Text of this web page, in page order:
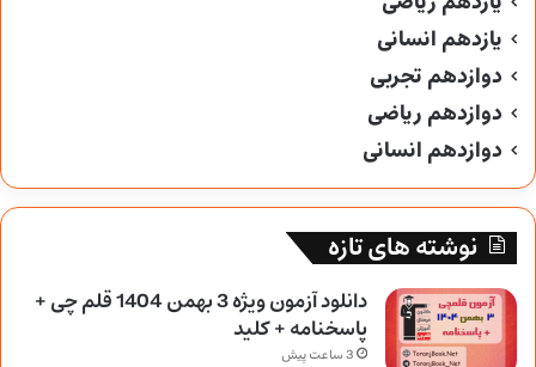
یازدهم انسانی
دوازدهم تجربی
دوازدهم ریاضی
دوازدهم انسانی
نوشته های تازه
دانلود آزمون ویژه 3 بهمن 1404 قلم چی +
پاسخنامه + کلید
3 ساعت پیش